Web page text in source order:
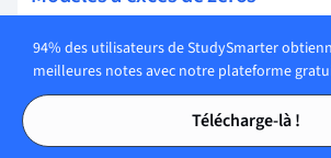
Tables des matières
Tables des matières
Méthodes de collecte des
Variance de la Distribution
Moyenne et variance des
94% des utilisateurs de StudySmarter
meilleures notes avec notre plateforme
Télécharge-là !